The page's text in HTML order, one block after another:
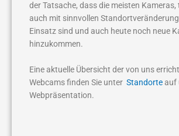
der Tatsache, dass die meisten Kameras,
auch mit sinnvollen
Einsatz sind und auch heute noch neue
hinzukommen.
Eine aktuelle Übersicht der von uns
Webcams finden Sie unter Standorteauf
Webpräsentation.